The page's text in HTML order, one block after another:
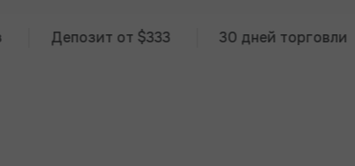
Депозит от $333 30 дней торговли